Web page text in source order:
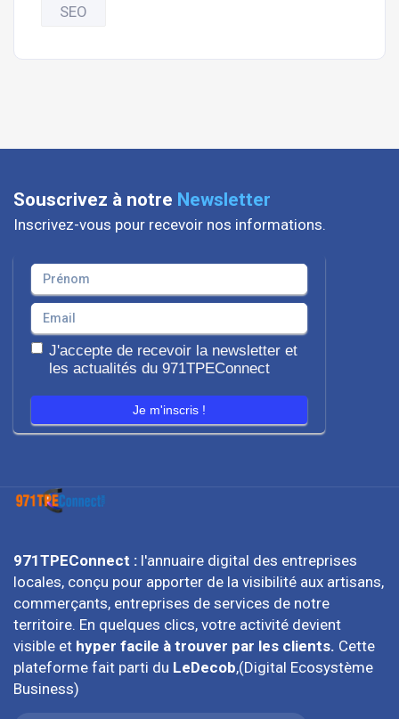
SEO
Souscrivez à notre Newsletter
Inscrivez-vous pour recevoir nos informations.
J'accepte de recevoir la newsletter et
les actualités du 971TPEConnect
Je m'inscris !
971TPEConnect : l'annuaire digital des entreprises
locales, conçu pour apporter de la visibilité aux artisans,
commerçants, entreprises de services de notre
territoire. En quelques clics, votre activité devient
visible et hyper facile à trouver par les clients. Cette
plateforme fait parti du LeDecob,(Digital Ecosystème
Business)